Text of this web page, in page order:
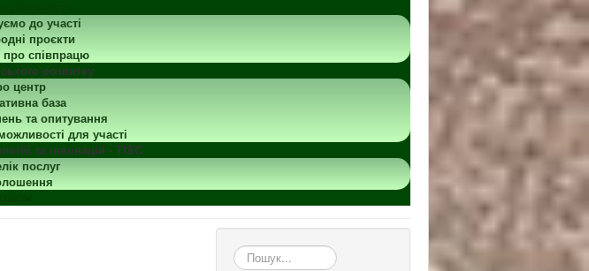
до участі
проєкти
співпрацю
розвитку
центр
база
та опитування
для участі
та інновацій - TISC
послуг
пошук